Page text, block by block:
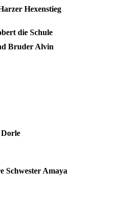
Hexenstieg
die Schule
Bruder Alvin
Dorle
Schwester Amaya